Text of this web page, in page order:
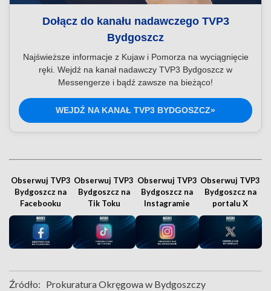
Dołącz do kanału nadawczego TVP3
Bydgoszcz
Najświeższe informacje z Kujaw i Pomorza na wyciągnięcie
ręki. Wejdź na kanał nadawczy TVP3 Bydgoszcz w
Messengerze i bądź zawsze na bieżąco!
WEJDŹ NA KANAŁ TVP3 BYDGOSZCZ»
Obserwuj TVP3
Bydgoszcz na
Facebooku
Obserwuj TVP3
Bydgoszcz na
Tik Toku
Obserwuj TVP3
Bydgoszcz na
Instagramie
Obserwuj TVP3
Bydgoszcz na
portalu X
Źródło: Prokuratura Okręgowa w Bydgoszczy